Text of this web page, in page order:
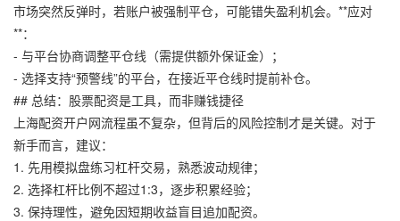
市场突然反弹时，若账户被强制平仓，可能错失盈利机会。**应对
**：
- 与平台协商调整平仓线（需提供额外保证金）；
- 选择支持“预警线”的平台，在接近平仓线时提前补仓。
## 总结：股票配资是工具，而非赚钱捷径
上海配资开户网流程虽不复杂，但背后的风险控制才是关键。对于
新手而言，建议：
1. 先用模拟盘练习杠杆交易，熟悉波动规律；
2. 选择杠杆比例不超过1:3，逐步积累经验；
3. 保持理性，避免因短期收益盲目追加配资。